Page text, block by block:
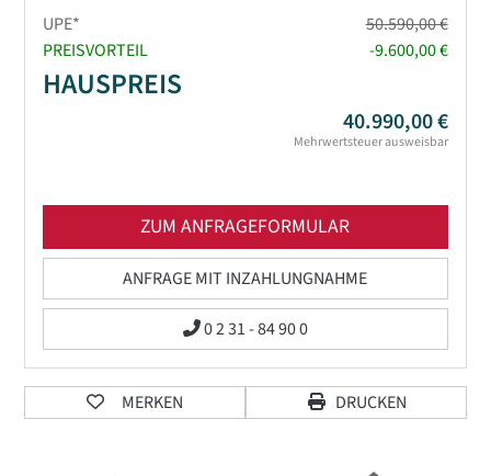
UPE*
50.590,00 €
PREISVORTEIL
-9.600,00 €
HAUSPREIS
40.990,00 €
Mehrwertsteuer ausweisbar
ZUM ANFRAGEFORMULAR
ANFRAGE MIT INZAHLUNGNAHME
0 2 31 - 84 90 0
MERKEN DRUCKEN